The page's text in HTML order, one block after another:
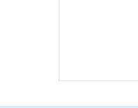
3.全面优